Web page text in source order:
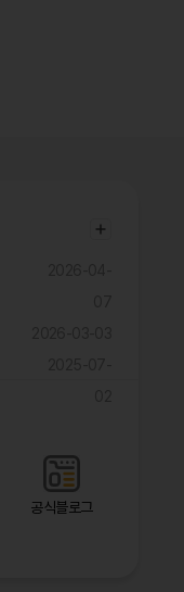
공식블로그